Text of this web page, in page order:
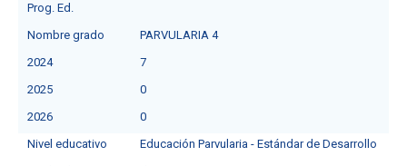
Prog. Ed.
Nombre grado
PARVULARIA 4
2024
7
2025
0
2026
0
Nivel educativo
Educación Parvularia - Estándar de Desarrollo